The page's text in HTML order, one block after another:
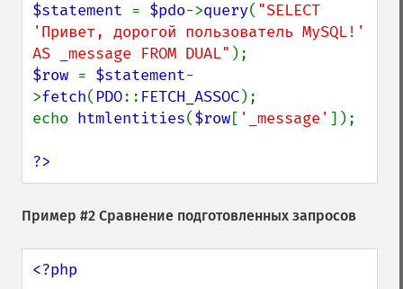
$statement = $pdo->query( "SELECT
'Привет, дорогой пользователь MySQL!'
AS _message FROM DUAL"
$row = $statement-
>fetch( PDO:: FETCH_ASSOC);
echo htmlentities($row[ '_message' ]);
?>
Пример #2 Сравнение подготовленных запросов
<?php